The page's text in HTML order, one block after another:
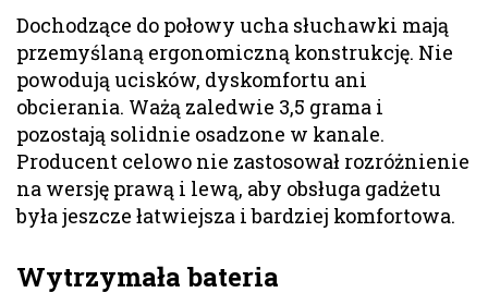
Dochodzące do połowy ucha słuchawki mają
przemyślaną ergonomiczną konstrukcję. Nie
powodują ucisków, dyskomfortu ani
obcierania. Ważą zaledwie 3,5 grama i
pozostają solidnie osadzone w kanale.
Producent celowo nie zastosował rozróżnienie
na wersję prawą i lewą, aby obsługa gadżetu
była jeszcze łatwiejsza i bardziej komfortowa.
Wytrzymała bateria